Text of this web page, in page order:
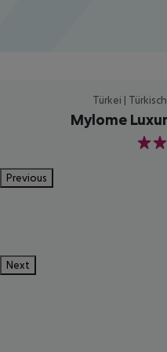
Türkei |
Mylome
5
Previous
Next